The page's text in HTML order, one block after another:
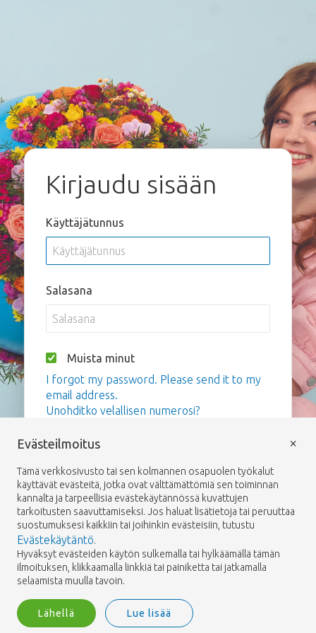
Kirjaudu sisään
Käyttäjätunnus
Salasana
Muista minut
I forgot my password. Please send it to my
email address.
Unohditko velallisen numerosi?
Evästeilmoitus
Tämä verkkosivusto tai sen kolmannen osapuolen työkalut
käyttävät evästeitä, jotka ovat välttämättömiä sen toiminnan
kannalta ja tarpeellisia evästekäytännössä kuvattujen
tarkoitusten saavuttamiseksi. Jos haluat lisätietoja tai peruuttaa
suostumuksesi kaikkiin tai joihinkin evästeisiin, tutustu
Evästekäytäntö.
Hyväksyt evästeiden käytön sulkemalla tai hylkäämällä tämän
ilmoituksen, klikkaamalla linkkiä tai painiketta tai jatkamalla
selaamista muulla tavoin.
Lähellä Lue lisää
×